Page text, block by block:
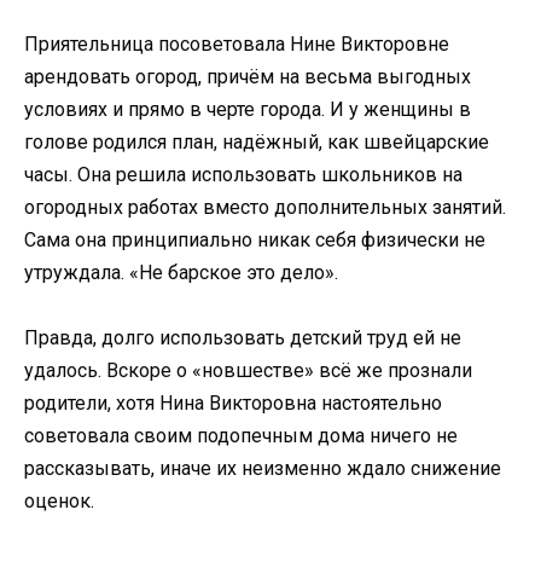
Приятельница посоветовала Нине Викторовне
арендовать огород, причём на весьма выгодных
условиях и прямо в черте города. И у женщины в
голове родился план, надёжный, как швейцарские
часы. Она решила использовать школьников на
огородных работах вместо дополнительных занятий.
Сама она принципиально никак себя физически не
утруждала. «Не барское это дело».
Правда, долго использовать детский труд ей не
удалось. Вскоре о «новшестве» всё же прознали
родители, хотя Нина Викторовна настоятельно
советовала своим подопечным дома ничего не
рассказывать, иначе их неизменно ждало снижение
оценок.